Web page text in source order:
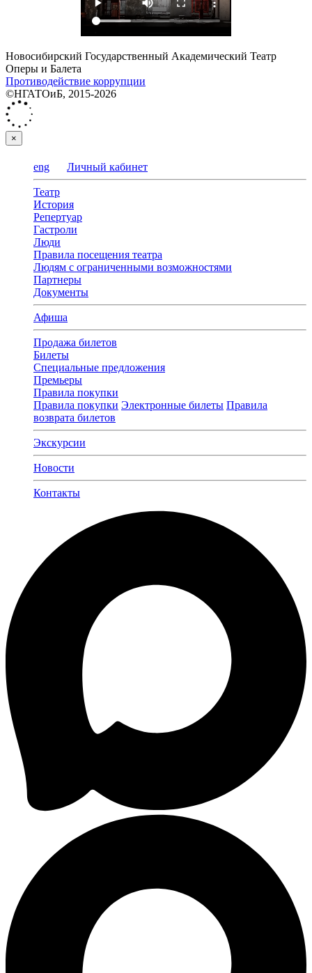
Новосибирский Государственный Академический Театр
Оперы и Балета
Противодействие коррупции
©НГАТОиБ, 2015-2026
×
eng Личный кабинет
Театр
История
Репертуар
Гастроли
Люди
Правила посещения театра
Людям с ограниченными возможностями
Партнеры
Документы
Афиша
Продажа билетов
Билеты
Специальные предложения
Премьеры
Правила покупки
Правила покупки Электронные билеты Правила
возврата билетов
Экскурсии
Новости
Контакты